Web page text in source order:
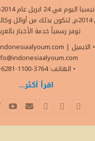
في 29 ابريل 2014م, لتكون بذلك من
توفر رسمياً خدمة الأخبار
• الايميل |
• الهاتف: 3764-1100-6281+
اقرأ أكثر...